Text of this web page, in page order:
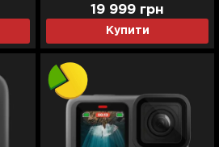
Bundle (CHDRB-134-RW)
(Standard)
Купити
19 999 грн